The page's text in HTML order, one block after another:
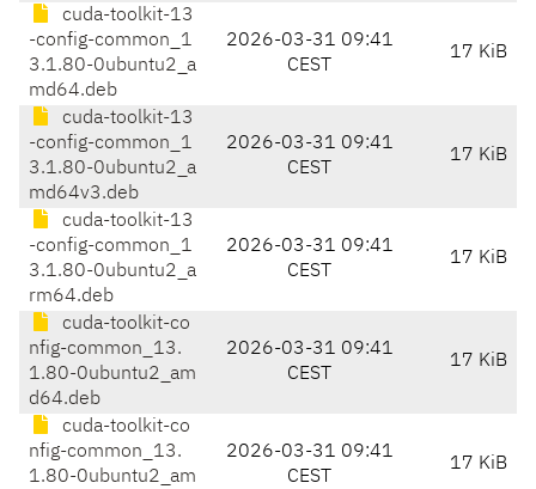
cuda-toolkit-13
-config-common_1
3.1.80-0ubuntu2_a
md64.deb
2026-03-31 09:41
CEST
17 KiB
cuda-toolkit-13
-config-common_1
3.1.80-0ubuntu2_a
md64v3.deb
2026-03-31 09:41
CEST
17 KiB
cuda-toolkit-13
-config-common_1
3.1.80-0ubuntu2_a
rm64.deb
2026-03-31 09:41
CEST
17 KiB
cuda-toolkit-co
nfig-common_13.
1.80-0ubuntu2_am
d64.deb
2026-03-31 09:41
CEST
17 KiB
cuda-toolkit-co
nfig-common_13.
1.80-0ubuntu2_am
2026-03-31 09:41
CEST
17 KiB